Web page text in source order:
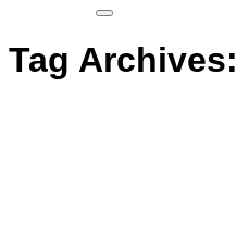
Tag Archives: